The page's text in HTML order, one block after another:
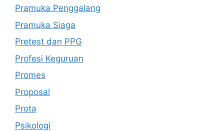
Pramuka Penggalang
Pramuka Siaga
Pretest dan PPG
Profesi Keguruan
Promes
Proposal
Prota
Psikologi